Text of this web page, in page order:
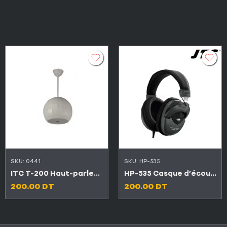
SKU: 0441
ITC T-200 Haut-parleur pendentif intégré passive 6W 5″
200.00 DT
SKU: HP-535
HP-535 Casque d’écoute de studio professionnel
200.00 DT